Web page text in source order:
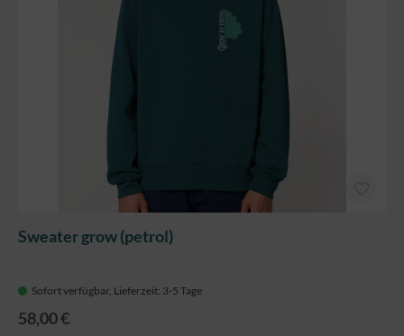
Sweater grow (petrol)
Sofort verfügbar, Lieferzeit: 3-5 Tage
58,00 €